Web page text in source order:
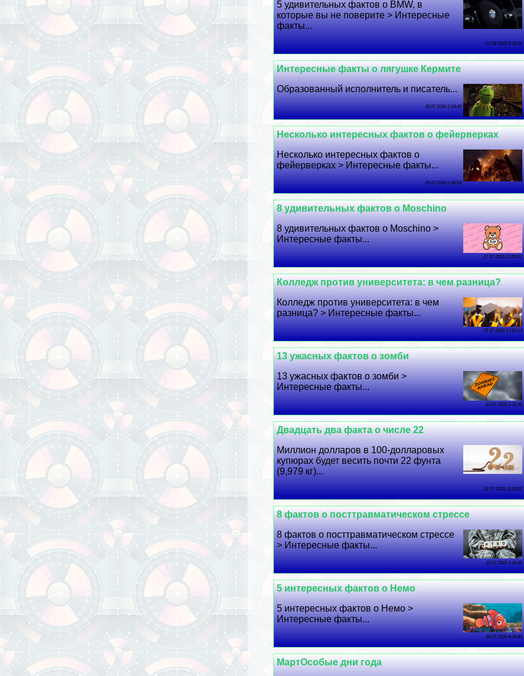
5 удивительных фактов о BMW, в
которые вы не поверите > Интересные
факты...
01 08 2026 2:36:16
Интересные факты о лягушке Кермите
Образованный исполнитель и писатель...
30 07 2026 2:24:45
Несколько интересных фактов о фейерверках
Несколько интересных фактов о
фейерверках > Интересные факты...
29 07 2026 2:36:53
8 удивительных фактов о Moschino
8 удивительных фактов о Moschino >
Интересные факты...
27 07 2026 13:59:12
Колледж против университета: в чем разница?
Колледж против университета: в чем
разница? > Интересные факты...
25 07 2026 17:53:14
13 ужасных фактов о зомби
13 ужасных фактов о зомби >
Интересные факты...
23 07 2026 1:32:42
Двадцать два факта о числе 22
Миллион долларов в 100-долларовых
купюрах будет весить почти 22 фунта
(9,979 кг)...
21 07 2026 11:20:10
8 фактов о посттравматическом стрессе
8 фактов о посттравматическом стрессе
> Интересные факты...
19 07 2026 1:43:39
5 интересных фактов о Немо
5 интересных фактов о Немо >
Интересные факты...
18 07 2026 4:30:43
МартОсобые дни года